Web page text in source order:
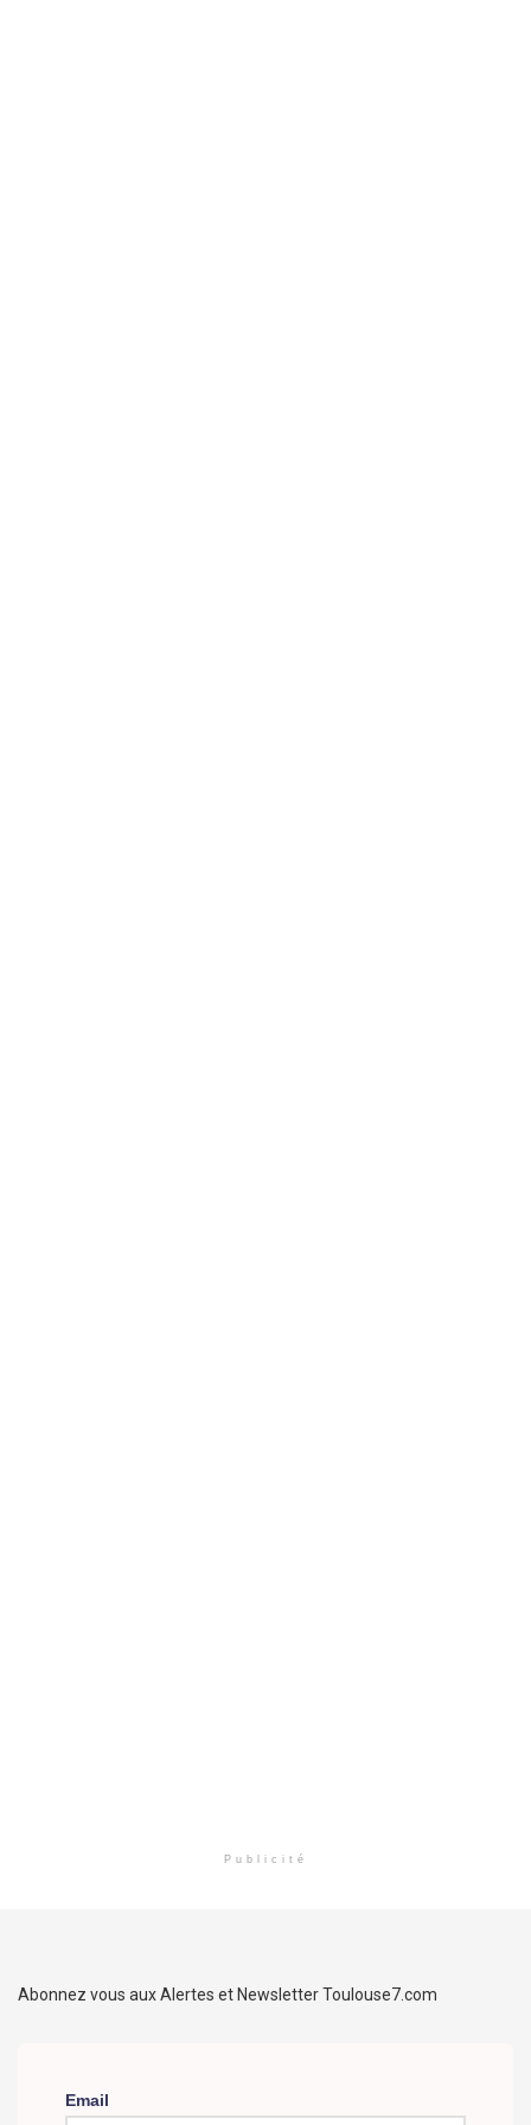
Publicité
Abonnez vous aux Alertes et Newsletter Toulouse7.com
Email